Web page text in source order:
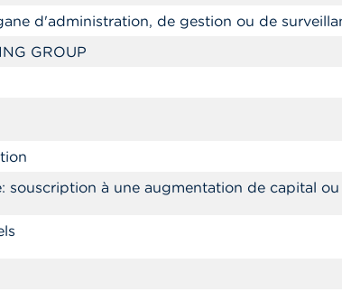
d'administration, de gestion ou de
GROUP
souscription à une augmentation de capital